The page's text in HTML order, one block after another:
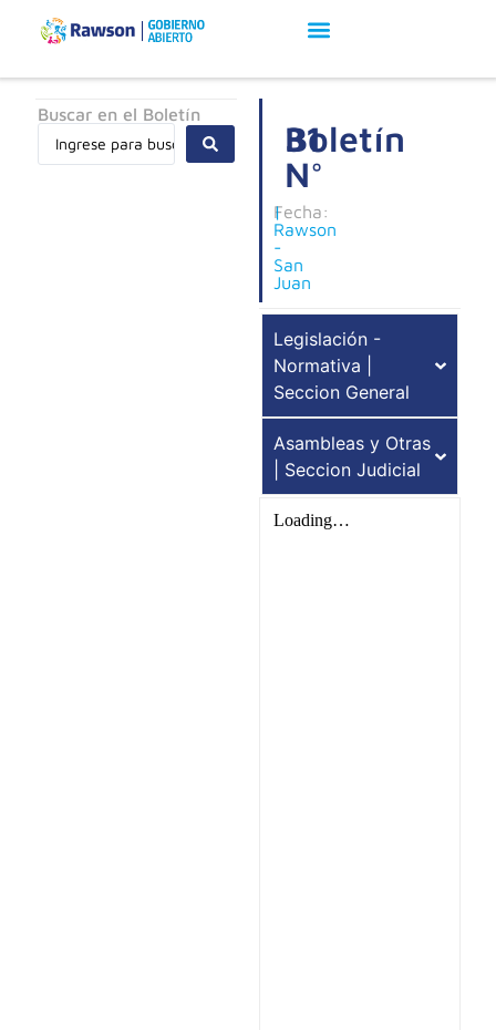
Buscar en el Boletín
Boletín
N°
31
Fecha:
|
Rawson
-
San
Juan
Legislación -
Normativa |
Seccion General
Asambleas y Otras
| Seccion Judicial